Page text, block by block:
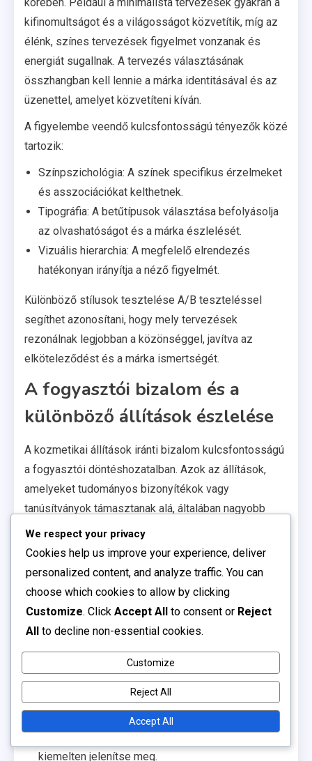
kifinomultságot és a világosságot közvetítik, míg az
élénk, színes tervezések figyelmet vonzanak és
energiát sugallnak. A tervezés választásának
összhangban kell lennie a márka identitásával és az
üzenettel, amelyet közvetíteni kíván.
A figyelembe veendő kulcsfontosságú tényezők közé
tartozik:
Színpszichológia: A színek specifikus érzelmeket
és asszociációkat kelthetnek.
Tipográfia: A betűtípusok választása befolyásolja
az olvashatóságot és a márka észlelését.
Vizuális hierarchia: A megfelelő elrendezés
hatékonyan irányítja a néző figyelmét.
Különböző stílusok tesztelése A/B teszteléssel
segíthet azonosítani, hogy mely tervezések
rezonálnak legjobban a közönséggel, javítva az
elköteleződést és a márka ismertségét.
A fogyasztói bizalom és a
különböző állítások észlelése
A kozmetikai állítások iránti bizalom kulcsfontosságú
a fogyasztói döntéshozatalban. Azok az állítások,
amelyeket tudományos bizonyítékok vagy
tanúsítványok támasztanak alá, általában nagyobb
bizalmat keltenek a fogyasztók körében. Az üzenetek
autentikussága elengedhetetlen; a túlzó vagy
félrevezető állítások szkepticizmust okozhatnak és
károsíthatják a márka hírnevét.
A márkáknak a következőket kell figyelembe venniük
a bizalom növelése érdekében:
Átláthatóság: Világosan közölje az összetevőket
és előnyöket.
Vélemények: Használjon valós vásárlói
visszajelzéseket az állítások érvényesítésére.
Tanúsítványok: A releváns tanúsítványokat
kiemelten jelenítse meg.
We respect your privacy
Cookies help us improve your experience, deliver
personalized content, and analyze traffic. You can
choose which cookies to allow by clicking
Customize. Click Accept All to consent or Reject
All to decline non-essential cookies.
Customize
Reject All
Accept All